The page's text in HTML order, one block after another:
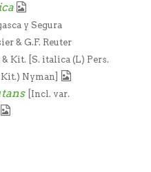
y Segura
& G.F. Reuter
Kit. [S. italica (L) Pers.
Nyman]
[Incl. var.